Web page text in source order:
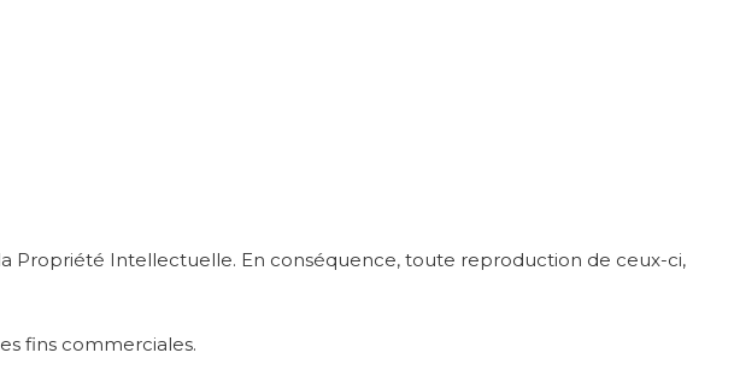
Propriété Intellectuelle. En conséquence, toute reproduction de ceux-ci,
fins commerciales.